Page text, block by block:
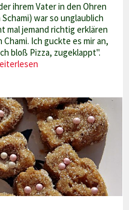
ihrem Vater in den Ohren
war so unglaublich
mal jemand richtig erklären
Ich guckte es mir an,
bloß Pizza, zugeklappt".
Pizza-
Wraps